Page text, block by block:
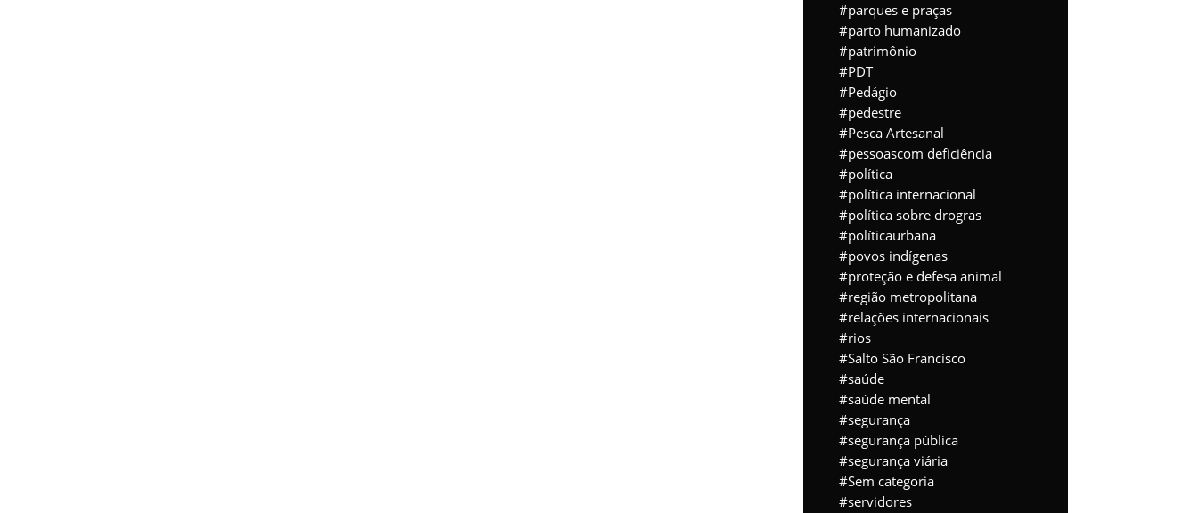
parques e praças
parto humanizado
patrimônio
PDT
Pedágio
pedestre
Pesca Artesanal
pessoascom deficiência
política
política internacional
política sobre drogras
políticaurbana
povos indígenas
proteção e defesa animal
região metropolitana
relações internacionais
rios
Salto São Francisco
saúde
saúde mental
segurança
segurança pública
segurança viária
Sem categoria
servidores